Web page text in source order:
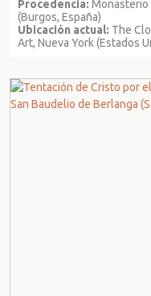
Procedencia: Monasterio
(Burgos, España)
Ubicación actual: The
Art, Nueva York (Estados